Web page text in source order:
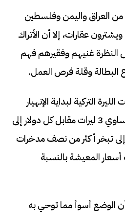
من العراق واليمن وفلسطين
عقارات، إلا أن الأتراك
النظرة غنيهم وفقيرهم فهم
البطالة وقلة فرص العمل.
تعرضت الليرة التركية لبداية الإنهيار
وتحولت من عملة كانت تساوي 3 ليرات مقابل كل دولار إلى
إلى تبخر أكثر من نصف مدخرات
أسعار المعيشة بالنسبة
الوضع أسوأ مما توحي به